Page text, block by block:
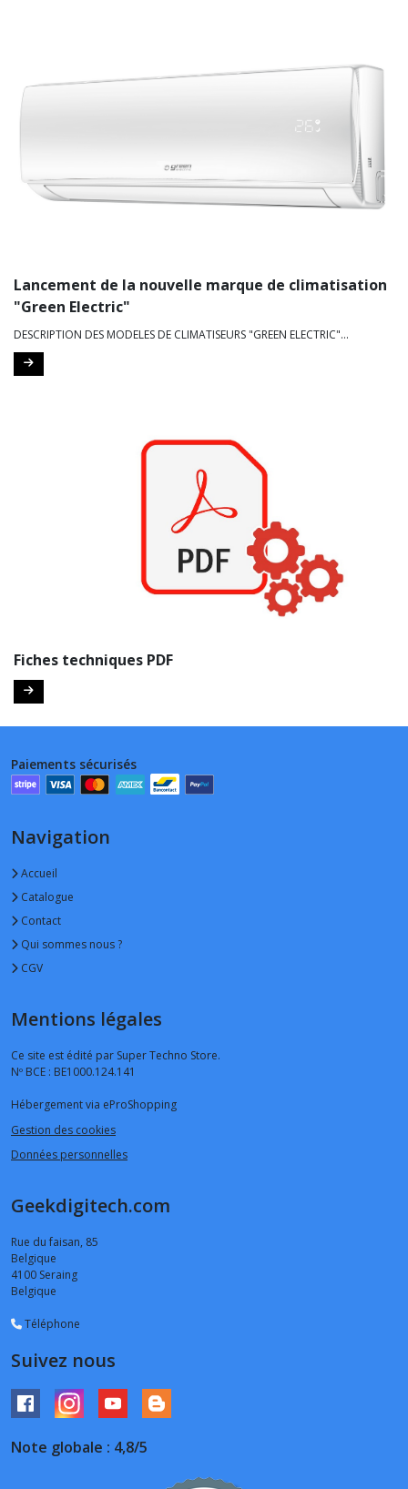
Lancement de la nouvelle marque de climatisation
"Green Electric"
DESCRIPTION DES MODELES DE CLIMATISEURS "GREEN ELECTRIC"...
Fiches techniques PDF
Paiements sécurisés
Navigation
Accueil
Catalogue
Contact
Qui sommes nous ?
CGV
Mentions légales
Ce site est édité par Super Techno Store.
Nº BCE : BE1000.124.141
Hébergement via eProShopping
Gestion des cookies
Données personnelles
Geekdigitech.com
Rue du faisan, 85
Belgique
4100 Seraing
Belgique
Téléphone
Suivez nous
Note globale : 4,8/5